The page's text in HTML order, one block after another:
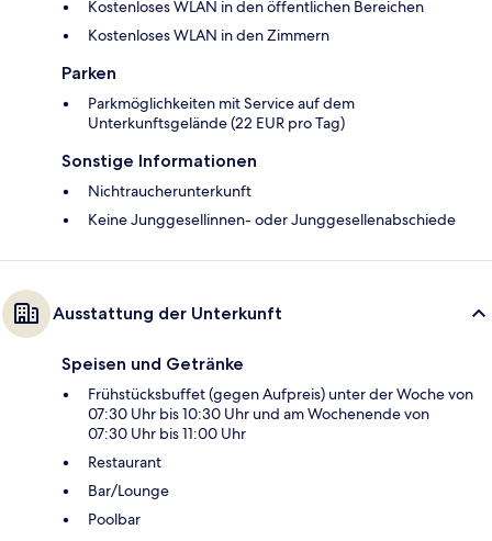
Kostenloses WLAN in den öffentlichen Bereichen
Kostenloses WLAN in den Zimmern
Parken
Parkmöglichkeiten mit Service auf dem
Unterkunftsgelände (22 EUR pro Tag)
Sonstige Informationen
Nichtraucherunterkunft
Keine Junggesellinnen- oder Junggesellenabschiede
Ausstattung der Unterkunft
Speisen und Getränke
Frühstücksbuffet (gegen Aufpreis) unter der Woche von
07:30 Uhr bis 10:30 Uhr und am Wochenende von
07:30 Uhr bis 11:00 Uhr
Restaurant
Bar/Lounge
Poolbar